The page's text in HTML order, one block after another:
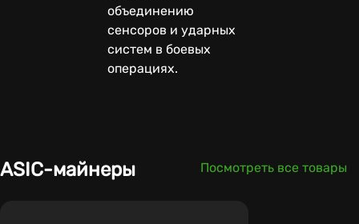
объединению
сенсоров и ударных
систем в боевых
операциях.
ASIC-майнеры Посмотреть все товары